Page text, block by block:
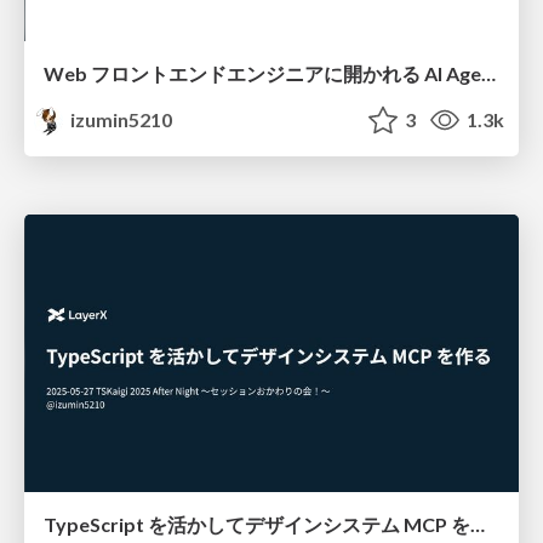
Web フロントエンドエンジニアに開かれる AI Agent プロダクト開発 - Vercel AI SDK を観察して AI Agent と仲良くなろう！ #FEC余熱NIGHT
izumin5210
3 1.3k
TypeScript を活かしてデザインシステム MCP を作る / #tskaigi_after_night